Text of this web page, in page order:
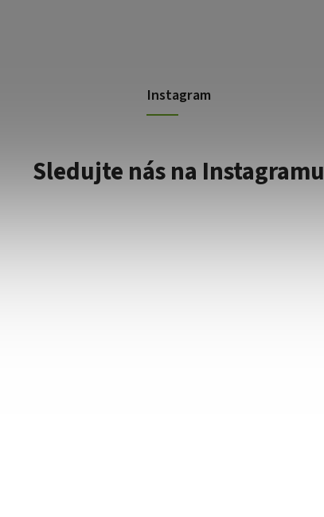
Instagram
Sledujte nás na Instagramu